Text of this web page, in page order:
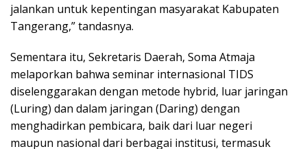
jalankan untuk kepentingan masyarakat Kabupaten
Tangerang,” tandasnya.
Sementara itu, Sekretaris Daerah, Soma Atmaja
melaporkan bahwa seminar internasional TIDS
diselenggarakan dengan metode hybrid, luar jaringan
(Luring) dan dalam jaringan (Daring) dengan
menghadirkan pembicara, baik dari luar negeri
maupun nasional dari berbagai institusi, termasuk